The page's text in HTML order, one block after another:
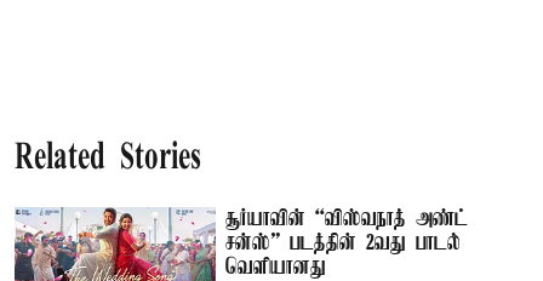
Related Stories
சூர்யாவின் “விஸ்வநாத் அண்ட்
சன்ஸ்” படத்தின் 2வது பாடல்
வெளியானது